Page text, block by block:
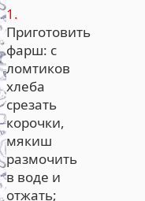
1.
Приготовить
фарш: с
ломтиков
хлеба
срезать
корочки,
мякиш
размочить
в воде и
отжать;